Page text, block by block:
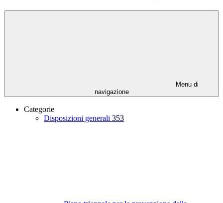
Menu di
navigazione
Categorie
Disposizioni generali 353